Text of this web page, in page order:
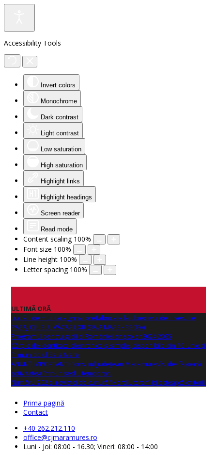
Accessibility Tools
Invert colors
Monochrome
Dark contrast
Light contrast
Low saturation
High saturation
Highlight links
Highlight headings
Screen reader
Read mode
Content scaling 100%
Font size 100%
Line height 100%
Letter spacing 100%
ULTIMĂ ORĂ
Lucrări de montare grinzi prefabricate la obiectivul de investitie
PASAJ CLUBUL VĂCARILOR (BAIA MARE - RECEA)
Programul pentru școli al României an școlar 2024-2025
Cărțile de identitate electronice și simple, disponibile din 10 iunie și
în municipiul Baia Mare
ANUNŢ IMPORTANT! Consiliul Județean Maramureș își desfășoară
activitatea într-un sediu temporar.
Numărul 262 al revistei de cultură "Nord Literar" își așteaptă cititorii
Prima pagină
Contact
+40 262.212.110
office@cjmaramures.ro
Luni - Joi: 08:00 - 16.30; Vineri: 08:00 - 14:00